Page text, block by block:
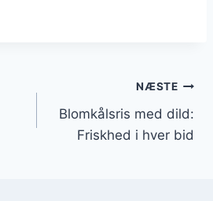
NÆSTE
Blomkålsris med dild:
Friskhed i hver bid